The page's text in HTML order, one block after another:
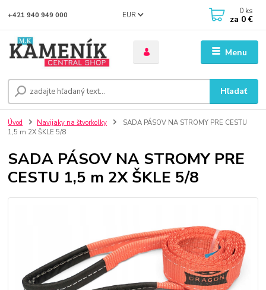
Menu
EUR
Hľadať
+421 940 949 000 0 ks
za 0 €
Úvod Navijaky na štvorkolky
SADA PÁSOV NA STROMY PRE CESTU
1,5 m 2X ŠKLE 5/8
SADA PÁSOV NA STROMY PRE
CESTU 1,5 m 2X ŠKLE 5/8